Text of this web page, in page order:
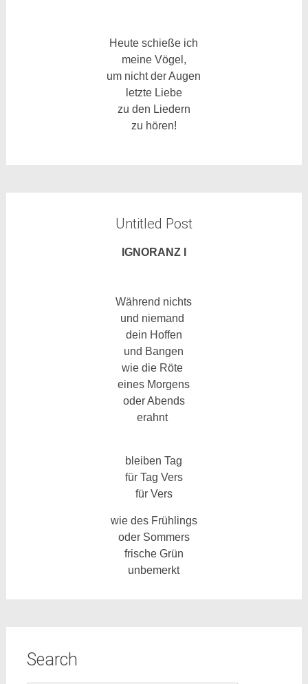
Heute schieße ich
meine Vögel,
um nicht der Augen
letzte Liebe
zu den Liedern
zu hören!
Untitled Post
IGNORANZ I
Während nichts
und niemand
dein Hoffen
und Bangen
wie die Röte
eines Morgens
oder Abends
erahnt
b leiben Tag
für Tag Vers
für Vers
wie des Frühlings
oder Sommers
frische Grün
unbemerkt
Search